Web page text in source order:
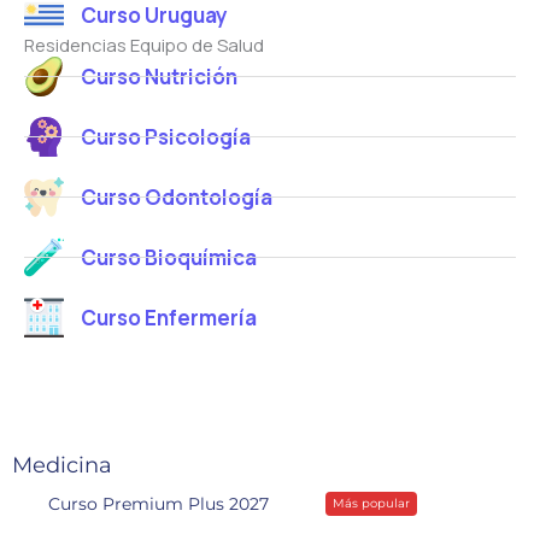
c
o
*
c
o
c
o
*
Curso Uruguay
Residencias Equipo de Salud
Curso Nutrición
Curso Psicología
Curso Odontología
Curso Bioquímica
Curso Enfermería
Medicina
Curso Premium Plus 2027 Más popular